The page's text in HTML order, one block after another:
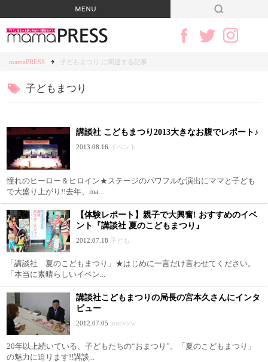
mamaPRESS 子どもまつり に関連する記事
子どもまつり
講談社 こどもまつり2013大きなお腹でレポート♪
2013.08.16 イベント
憧れのヒーロー＆ヒロイン★ステージのパワフルな演出にママと子ども
で大盛り上がり!!去年、ma...
【体験レポート】親子で大興奮! おすすめのイベ
ント『講談社 夏のこどもまつり』
2012.07.18 子ども
「講談社 夏のこどもまつり」★はじめに一言だけ言わせてください。
「本当に素晴らしいイベン...
講談社こどもまつりの局長の宮本久さんにインタ
ビュー
2012.07.05 interview
20年以上続いている、子どもたちの“おまつり”。「夏のこどもまつり」
の魅力に迫ります!!講談...